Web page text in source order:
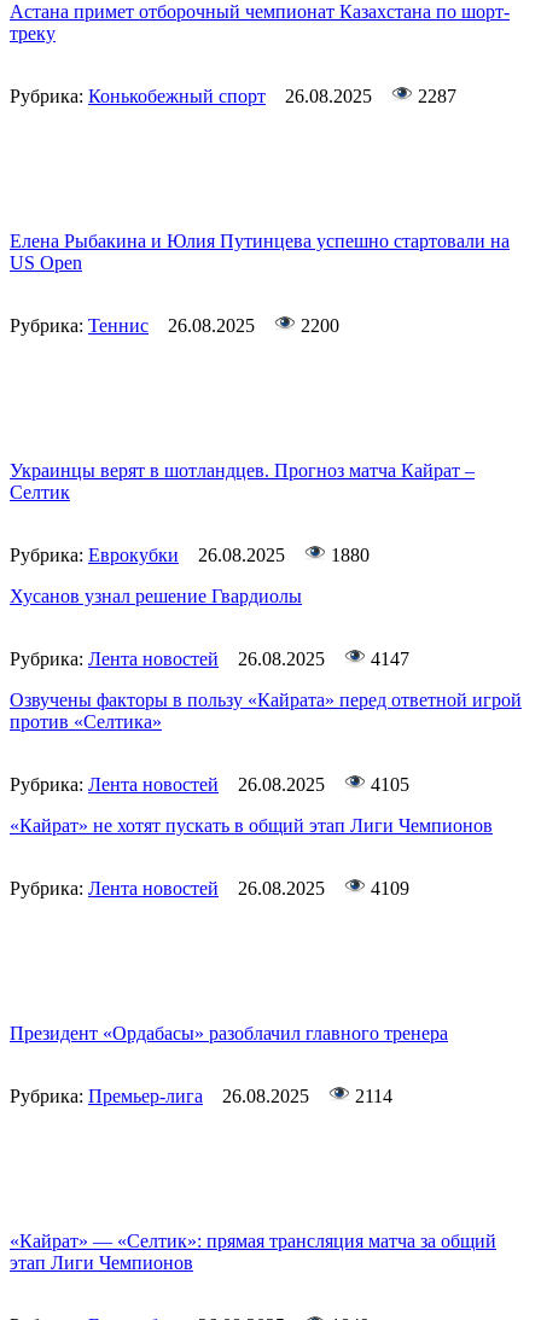
Астана примет отборочный чемпионат Казахстана по шорт-
треку
Рубрика: Конькобежный спорт 26.08.2025 2287
Елена Рыбакина и Юлия Путинцева успешно стартовали на
US Open
Рубрика: Теннис 26.08.2025 2200
Украинцы верят в шотландцев. Прогноз матча Кайрат –
Селтик
Рубрика: Еврокубки 26.08.2025
1880
Хусанов узнал решение Гвардиолы
Рубрика: Лента новостей 26.08.2025
4147
Озвучены факторы в пользу «Кайрата» перед ответной игрой
против «Селтика»
Рубрика: Лента новостей 26.08.2025
4105
«Кайрат» не хотят пускать в общий этап Лиги Чемпионов
Рубрика: Лента новостей 26.08.2025 4109
Президент «Ордабасы» разоблачил главного тренера
Рубрика: Премьер-лига 26.08.2025 2114
«Кайрат» — «Селтик»: прямая трансляция матча за общий
этап Лиги Чемпионов